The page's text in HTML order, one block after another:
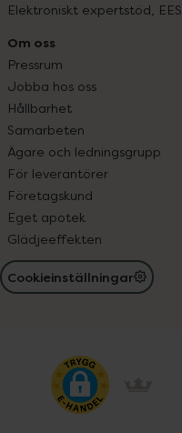
Elektroniskt expertstöd, EES
Om oss
Pressrum
Jobba hos oss
Hållbarhet
Samarbeten
Ägare och ledningsgrupp
För leverantörer
Företagskund
Eget apotek
Glädjeeffekten
Cookieinställningar